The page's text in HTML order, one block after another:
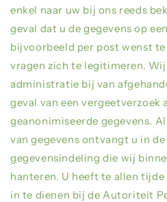
enkel naar uw bij ons reeds
geval dat u de gegevens op
bijvoorbeeld per post wenst
vragen zich te legitimeren. Wij
administratie bij van
geval van een
geanonimiseerde gegevens.
van gegevens ontvangt u in
gegevensindeling die wij
hanteren. U heeft te allen
in te dienen bij de Autoriteit